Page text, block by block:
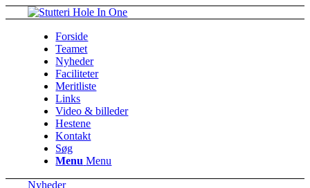
Forside
Teamet
Nyheder
Faciliteter
Meritliste
Links
Video & billeder
Hestene
Kontakt
Søg
Menu Menu
Nyheder